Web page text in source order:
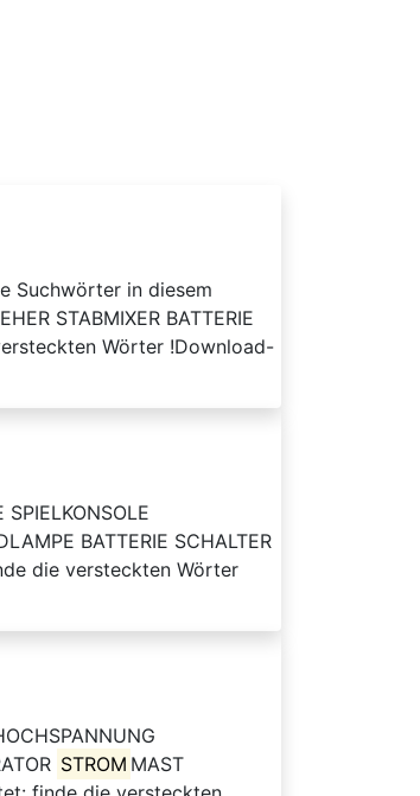
Suchwörter in diesem
STABMIXER BATTERIE
Wörter !Download-
BATTERIE SCHALTER
die versteckten Wörter
STROM MAST